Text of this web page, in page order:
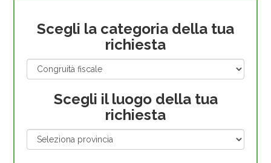
Scegli la categoria della tua
richiesta
Scegli il luogo della tua
richiesta